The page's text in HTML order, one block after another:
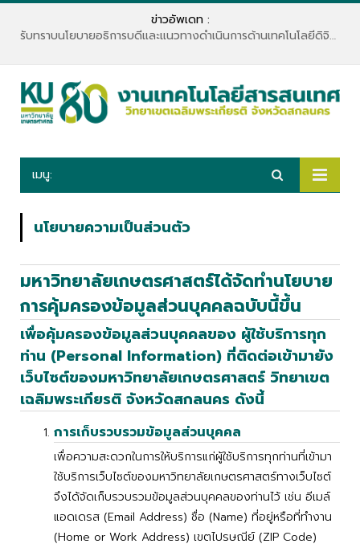
ข่าวอัพเดท :
รับทราบนโยบายอธิการบดีและแนวทางดำเนินการด้านเทคโนโลยีดิจิทัล
เมนู:
นโยบายความเป็นส่วนตัว
มหาวิทยาลัยเกษตรศาสตร์ได้จัดทำนโยบาย
การคุ้มครองข้อมูลส่วนบุคคลฉบับนี้ขึ้น
เพื่อคุ้มครองข้อมูลส่วนบุคคลของ ผู้ใช้บริการทุก
ท่าน (Personal Information) ที่ติดต่อเข้ามายัง
เว็บไซต์ของมหาวิทยาลัยเกษตรศาสตร์ วิทยาเขต
เฉลิมพระเกียรติ จังหวัดสกลนคร ดังนี้
การเก็บรวบรวมข้อมูลส่วนบุคคล
เพื่อความสะดวกในการให้บริการแก่ผู้ใช้บริการทุกท่านที่เข้ามา
ใช้บริการเว็บไซต์ของมหาวิทยาลัยเกษตรศาสตร์ทางเว็บไซต์
จึงได้จัดเก็บรวบรวมข้อมูลส่วนบุคคลของท่านไว้ เช่น อีเมล์
แอดเดรส (Email Address) ชื่อ (Name) ที่อยู่หรือที่ทำงาน
(Home or Work Address) เขตไปรษณีย์ (ZIP Code)